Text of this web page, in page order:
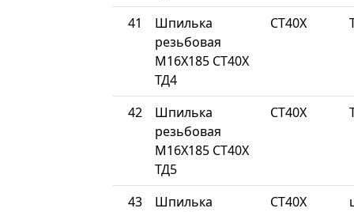
41
Шпилька
резьбовая
М16Х185 СТ40Х
ТД4
СТ40Х
42
Шпилька
резьбовая
М16Х185 СТ40Х
ТД5
СТ40Х
43
Шпилька
СТ40Х